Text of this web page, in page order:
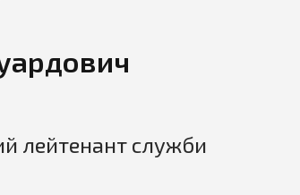
лейтенант служби